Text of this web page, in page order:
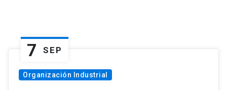
7 SEP
Organización Industrial